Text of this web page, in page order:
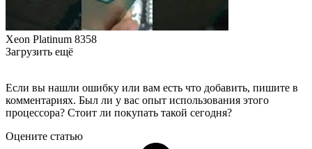
Xeon Platinum 8358
Загрузить ещё
Если вы нашли ошибку или вам есть что добавить, пишите в
комментариях. Был ли у вас опыт использования этого
процессора? Стоит ли покупать такой сегодня?
Оцените статью